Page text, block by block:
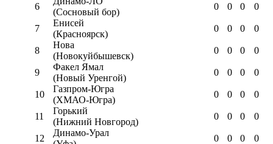
6
(Сосновый бор)
0 0 0 0
7
Енисей
(Красноярск)
0 0 0 0
8
Нова
(Новокуйбышевск)
0 0 0 0
9
Факел Ямал
(Новый Уренгой)
0 0 0 0
10
Газпром-Югра
(ХМАО-Югра)
0 0 0 0
11
Горький
(Нижний Новгород)
0 0 0 0
12
Динамо-Урал
0 0 0 0